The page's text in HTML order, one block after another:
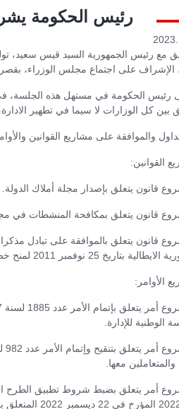
رئيس الحكومة
رئيس الحكومة في مستهل هذه الجلسة، في
بين كل الوزارات لا سيما في تطهير
والموافقة على مشاريع القوانين
القوانين:
قانون يتعلق بالموافقة على تبادل
25 نوفمبر 2011 لمنح خط تمويل لفائدة المؤسسات الصغرى والمتوسطة.
الأوامر:
الوطنية للإدارة.
والمتعاملين معها.